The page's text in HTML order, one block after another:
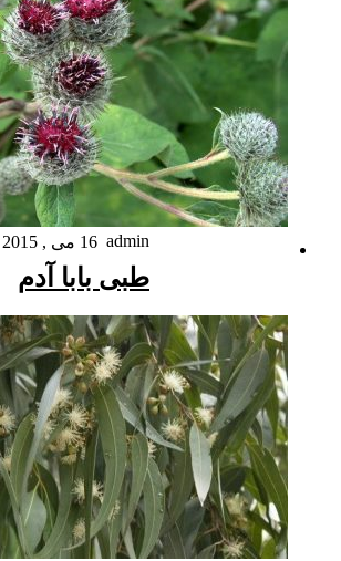
admin 16 می , 2015 ۰
طبی بابا آدم